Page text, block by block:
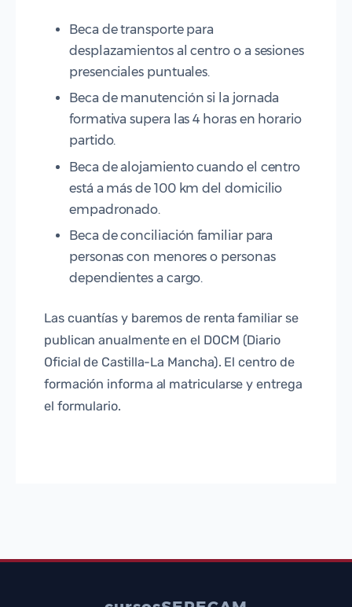
Beca de transporte para
desplazamientos al centro o a sesiones
presenciales puntuales.
Beca de manutención si la jornada
formativa supera las 4 horas en horario
partido.
Beca de alojamiento cuando el centro
está a más de 100 km del domicilio
empadronado.
Beca de conciliación familiar para
personas con menores o personas
dependientes a cargo.
Las cuantías y baremos de renta familiar se
publican anualmente en el DOCM (Diario
Oficial de Castilla-La Mancha). El centro de
formación informa al matricularse y entrega
el formulario.